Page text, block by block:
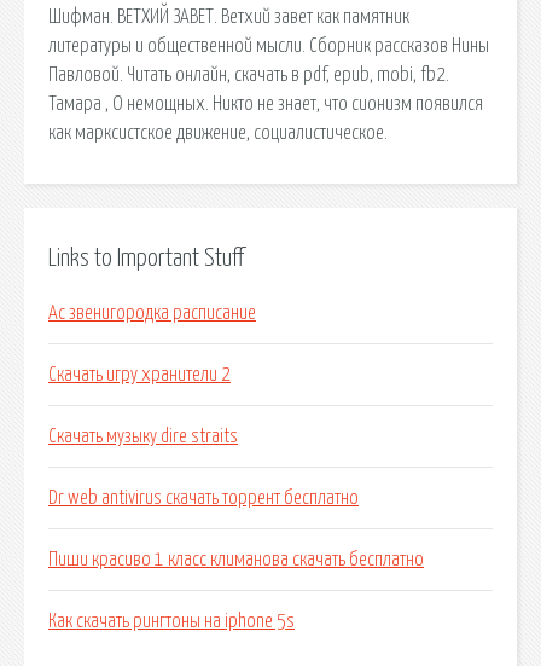
Шифман. ВЕТХИЙ ЗАВЕТ. Ветхий завет как памятник
литературы и общественной мысли. Сборник рассказов Нины
Павловой. Читать онлайн, скачать в pdf, epub, mobi, fb2.
Тамара , О немощных. Никто не знает, что сионизм появился
как марксистское движение, социалистическое.
Links to Important Stuff
Ас звенигородка расписание
Скачать игру хранители 2
Скачать музыку dire straits
Dr web antivirus скачать торрент бесплатно
Пиши красиво 1 класс климанова скачать бесплатно
Как скачать рингтоны на iphone 5s